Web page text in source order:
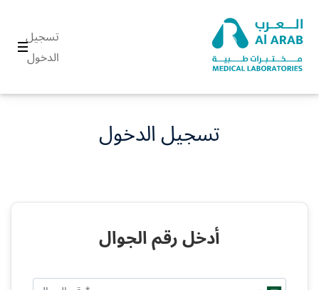
تسجيل
الدخول
تسجيل الدخول
أدخل رقم الجوال